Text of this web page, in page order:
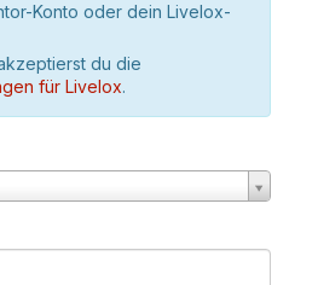
Konto oder dein Livelox-
du die
für Livelox.